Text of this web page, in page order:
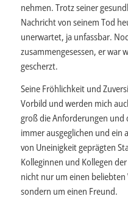
nehmen. Trotz seiner
Nachricht von seinem Tod
unerwartet, ja unfassbar.
zusammengesessen, er war
gescherzt.
Seine Fröhlichkeit und
Vorbild und werden mich
groß die Anforderungen und
immer ausgeglichen und ein
von Uneinigkeit geprägten
Kolleginnen und Kollegen
nicht nur um einen
sondern um einen Freund.